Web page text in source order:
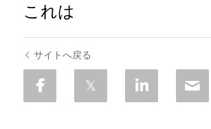
これは
サイトへ戻る